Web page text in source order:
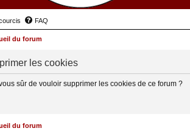
FAQ
du forum
les cookies
sûr de vouloir supprimer les cookies de ce forum ?
du forum